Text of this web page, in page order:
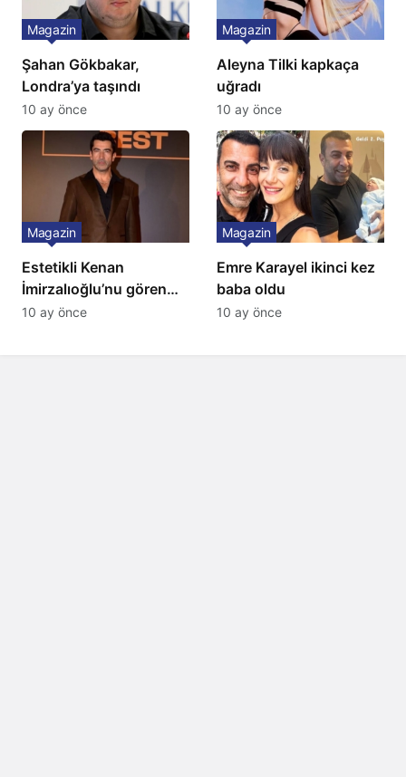
Şahan Gökbakar,
Londra’ya taşındı
Magazin
10 ay önce
Aleyna Tilki kapkaça
uğradı
Magazin
10 ay önce
Estetikli Kenan
İmirzalıoğlu’nu gören
tanıyamıyor: Son hali
Magazin
10 ay önce
Emre Karayel ikinci kez
baba oldu
Magazin
10 ay önce